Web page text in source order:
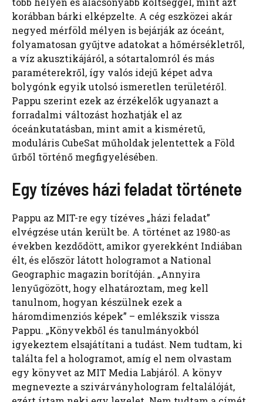
korábban bárki elképzelte. A cég eszközei akár
negyed mérföld mélyen is bejárják az óceánt,
folyamatosan gyűjtve adatokat a hőmérsékletről,
a víz akusztikájáról, a sótartalomról és más
paraméterekről, így valós idejű képet adva
bolygónk egyik utolsó ismeretlen területéről.
Pappu szerint ezek az érzékelők ugyanazt a
forradalmi változást hozhatják el az
óceánkutatásban, mint amit a kisméretű,
moduláris CubeSat műholdak jelentettek a Föld
űrből történő megfigyelésében.
Egy tízéves házi feladat története
Pappu az MIT-re egy tízéves „házi feladat”
elvégzése után került be. A történet az 1980-as
években kezdődött, amikor gyerekként Indiában
élt, és először látott hologramot a National
Geographic magazin borítóján. „Annyira
lenyűgözött, hogy elhatároztam, meg kell
tanulnom, hogyan készülnek ezek a
háromdimenziós képek” – emlékszik vissza
Pappu. „Könyvekből és tanulmányokból
igyekeztem elsajátítani a tudást. Nem tudtam, ki
találta fel a hologramot, amíg el nem olvastam
egy könyvet az MIT Media Labjáról. A könyv
megnevezte a szivárványhologram feltalálóját,